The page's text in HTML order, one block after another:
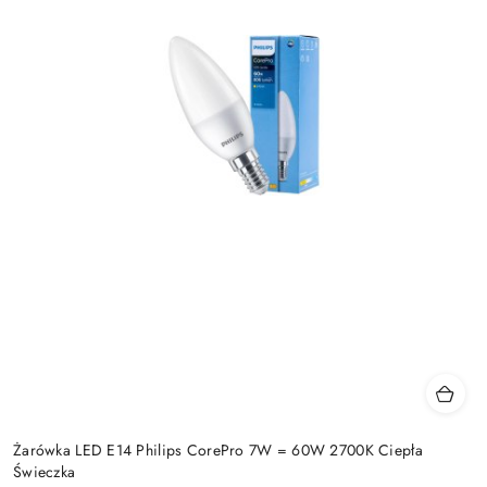
Żarówka LED E14 Philips CorePro 7W = 60W 2700K Ciepła
Świeczka